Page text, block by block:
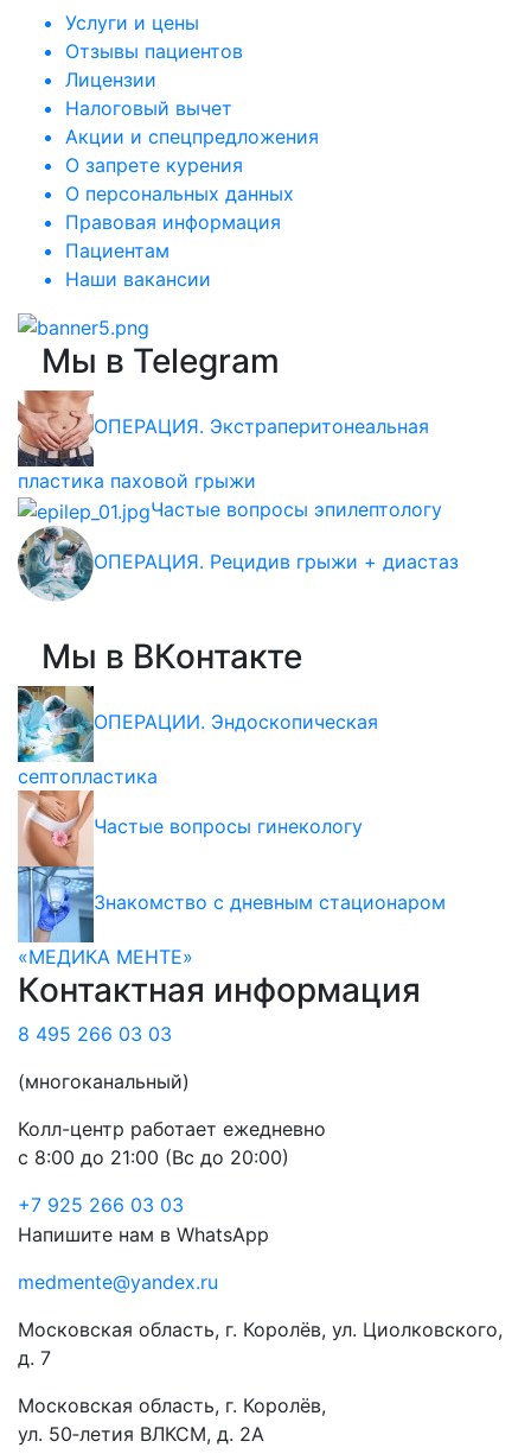
Услуги и цены
Отзывы пациентов
Лицензии
Налоговый вычет
Акции и спецпредложения
О запрете курения
О персональных данных
Правовая информация
Пациентам
Наши вакансии
Мы в Telegram
ОПЕРАЦИЯ. Экстраперитонеальная
пластика паховой грыжи
Частые вопросы эпилептологу
ОПЕРАЦИЯ. Рецидив грыжи + диастаз
Мы в ВКонтакте
ОПЕРАЦИИ. Эндоскопическая
септопластика
Частые вопросы гинекологу
Знакомство с дневным стационаром
«МЕДИКА МЕНТЕ»
Контактная информация
8 495 266 03 03
(многоканальный)
Колл-центр работает ежедневно
с 8:00 до 21:00 (Вс до 20:00)
+7 925 266 03 03
Напишите нам в WhatsApp
medmente@yandex.ru
Московская область, г. Королёв, ул. Циолковского,
д. 7
Московская область, г. Королёв,
ул. 50‑летия ВЛКСМ, д. 2А